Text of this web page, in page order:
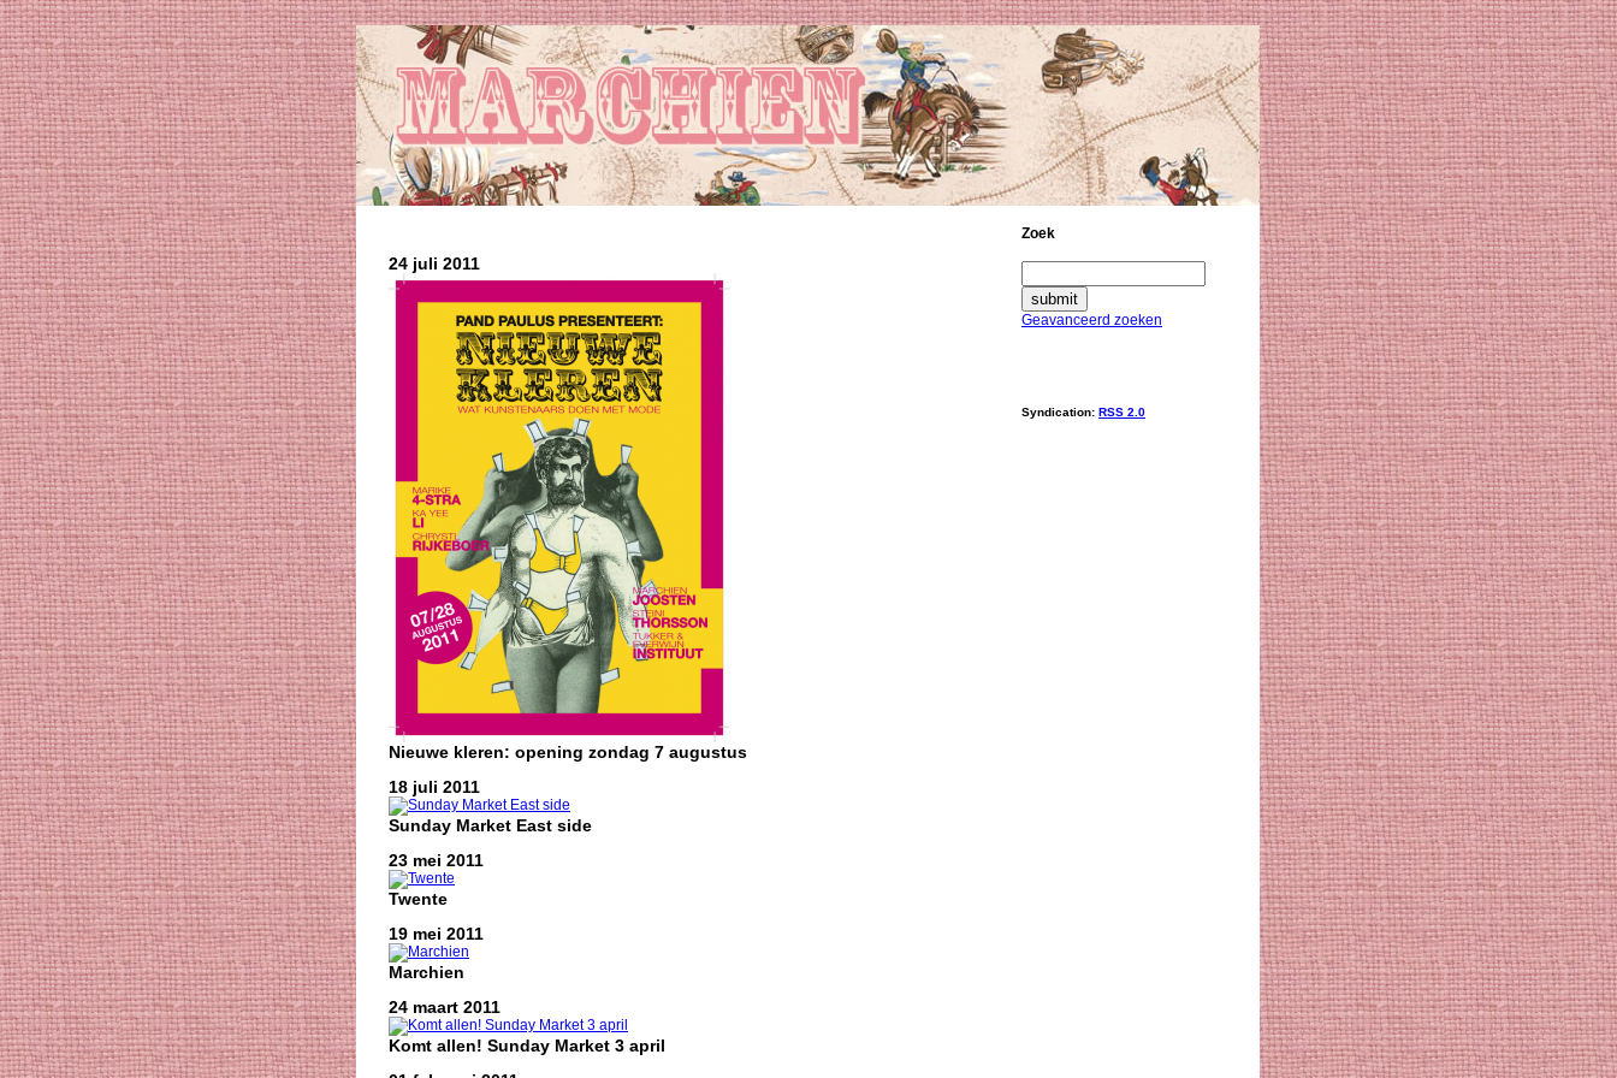
24 juli 2011
Nieuwe kleren: opening zondag 7 augustus
18 juli 2011
Sunday Market East side
23 mei 2011
Twente
19 mei 2011
Marchien
24 maart 2011
Komt allen! Sunday Market 3 april
Zoek
Geavanceerd zoeken
Syndication: RSS 2.0